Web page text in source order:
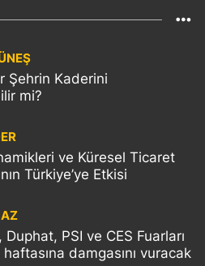
Şehrin Kaderini
mi?
ve Küresel Ticaret
Türkiye’ye Etkisi
PSI ve CES Fuarları
damgasını vuracak